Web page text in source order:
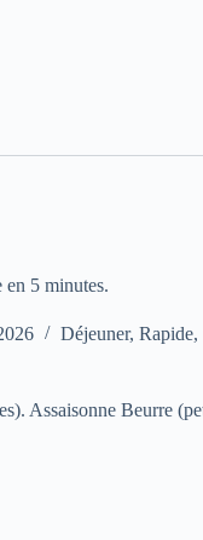
en 5 minutes.
Déjeuner, Rapide,
Assaisonne Beurre